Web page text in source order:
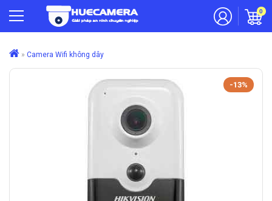
0
» Camera Wifi không dây
-13%